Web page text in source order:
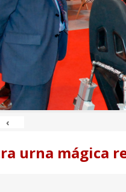
‹
urna mágica